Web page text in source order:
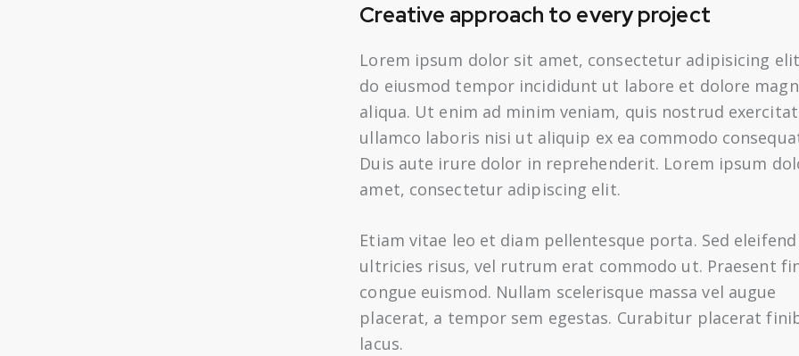
Creative approach to every project
Lorem ipsum dolor sit amet, consectetur adipisicing
do eiusmod tempor incididunt ut labore et dolore
aliqua. Ut enim ad minim veniam, quis nostrud
ullamco laboris nisi ut aliquip ex ea commodo
Duis aute irure dolor in reprehenderit. Lorem ipsum
amet, consectetur adipiscing elit.
Etiam vitae leo et diam pellentesque porta. Sed eleifend
ultricies risus, vel rutrum erat commodo ut. Praesent
congue euismod. Nullam scelerisque massa vel augue
placerat, a tempor sem egestas. Curabitur placerat
lacus.